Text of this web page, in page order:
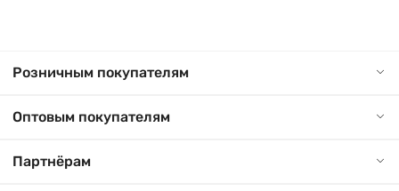
Розничным покупателям
Оптовым покупателям
Партнёрам